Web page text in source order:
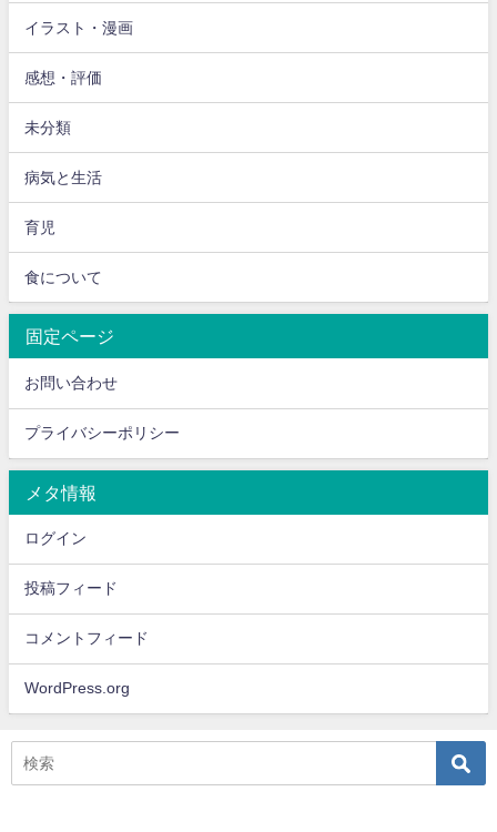
イラスト・漫画
感想・評価
未分類
病気と生活
育児
食について
固定ページ
お問い合わせ
プライバシーポリシー
メタ情報
ログイン
投稿フィード
コメントフィード
WordPress.org